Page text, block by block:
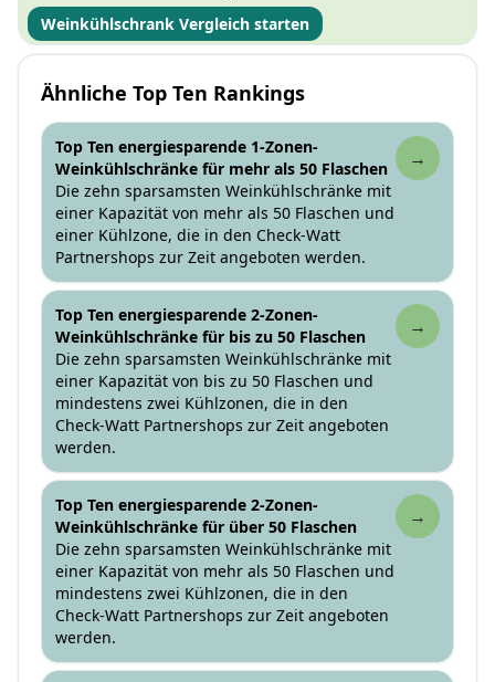
Weinkühlschrank Vergleich starten
Ähnliche Top Ten Rankings
Top Ten energiesparende 1-Zonen-
Weinkühlschränke für mehr als 50 Flaschen
Die zehn sparsamsten Weinkühlschränke mit
einer Kapazität von mehr als 50 Flaschen und
einer Kühlzone, die in den Check-Watt
Partnershops zur Zeit angeboten werden.
→
Top Ten energiesparende 2-Zonen-
Weinkühlschränke für bis zu 50 Flaschen
Die zehn sparsamsten Weinkühlschränke mit
einer Kapazität von bis zu 50 Flaschen und
mindestens zwei Kühlzonen, die in den
Check-Watt Partnershops zur Zeit angeboten
werden.
→
Top Ten energiesparende 2-Zonen-
Weinkühlschränke für über 50 Flaschen
Die zehn sparsamsten Weinkühlschränke mit
einer Kapazität von mehr als 50 Flaschen und
mindestens zwei Kühlzonen, die in den
Check-Watt Partnershops zur Zeit angeboten
werden.
→